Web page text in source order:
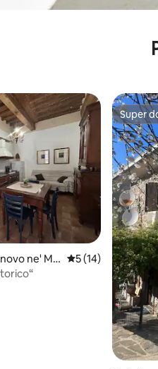
ne' Mo prosječna ocjena
5 (14)
Super
Super